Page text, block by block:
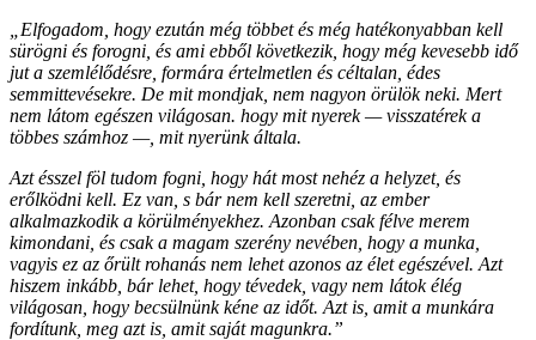
„Elfogadom, hogy ezután még többet és még hatékonyabban kell
sürögni és forogni, és ami ebből következik, hogy még kevesebb idő
jut a szemlélődésre, formára értelmetlen és céltalan, édes
semmittevésekre. De mit mondjak, nem nagyon örülök neki. Mert
nem látom egészen világosan. hogy mit nyerek — visszatérek a
többes számhoz —, mit nyerünk általa.
Azt ésszel föl tudom fogni, hogy hát most nehéz a helyzet, és
erőlködni kell. Ez van, s bár nem kell szeretni, az ember
alkalmazkodik a körülményekhez. Azonban csak félve merem
kimondani, és csak a magam szerény nevében, hogy a munka,
vagyis ez az őrült rohanás nem lehet azonos az élet egészével. Azt
hiszem inkább, bár lehet, hogy tévedek, vagy nem látok élég
világosan, hogy becsülnünk kéne az időt. Azt is, amit a munkára
fordítunk, meg azt is, amit saját magunkra.”